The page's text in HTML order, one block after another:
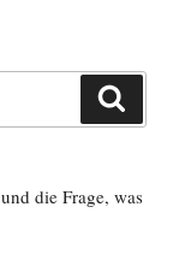
die Frage, was